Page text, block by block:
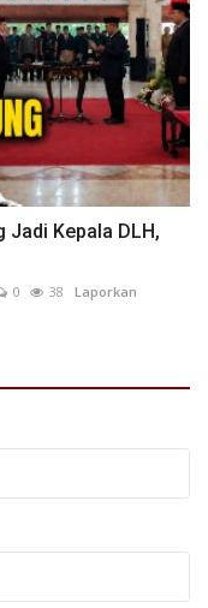
Jadi Kepala DLH,
0 38 Laporkan